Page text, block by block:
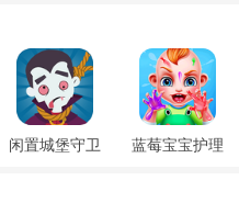
闲置城堡守卫 蓝莓宝宝护理